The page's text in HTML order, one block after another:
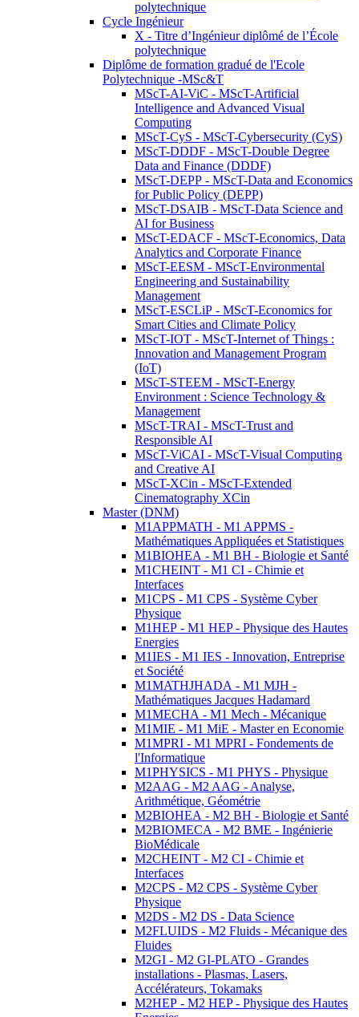
polytechnique
Cycle Ingénieur
X - Titre d’Ingénieur diplômé de l’École
polytechnique
Diplôme de formation gradué de l'Ecole
Polytechnique -MSc&T
MScT-AI-ViC - MScT-Artificial
Intelligence and Advanced Visual
Computing
MScT-CyS - MScT-Cybersecurity (CyS)
MScT-DDDF - MScT-Double Degree
Data and Finance (DDDF)
MScT-DEPP - MScT-Data and Economics
for Public Policy (DEPP)
MScT-DSAIB - MScT-Data Science and
AI for Business
MScT-EDACF - MScT-Economics, Data
Analytics and Corporate Finance
MScT-EESM - MScT-Environmental
Engineering and Sustainability
Management
MScT-ESCLiP - MScT-Economics for
Smart Cities and Climate Policy
MScT-IOT - MScT-Internet of Things :
Innovation and Management Program
(IoT)
MScT-STEEM - MScT-Energy
Environment : Science Technology &
Management
MScT-TRAI - MScT-Trust and
Responsible AI
MScT-ViCAI - MScT-Visual Computing
and Creative AI
MScT-XCin - MScT-Extended
Cinematography XCin
Master (DNM)
M1APPMATH - M1 APPMS -
Mathématiques Appliquées et Statistiques
M1BIOHEA - M1 BH - Biologie et Santé
M1CHEINT - M1 CI - Chimie et
Interfaces
M1CPS - M1 CPS - Système Cyber
Physique
M1HEP - M1 HEP - Physique des Hautes
Energies
M1IES - M1 IES - Innovation, Entreprise
et Société
M1MATHJHADA - M1 MJH -
Mathématiques Jacques Hadamard
M1MECHA - M1 Mech - Mécanique
M1MIE - M1 MiE - Master en Economie
M1MPRI - M1 MPRI - Fondements de
l'Informatique
M1PHYSICS - M1 PHYS - Physique
M2AAG - M2 AAG - Analyse,
Arithmétique, Géométrie
M2BIOHEA - M2 BH - Biologie et Santé
M2BIOMECA - M2 BME - Ingénierie
BioMédicale
M2CHEINT - M2 CI - Chimie et
Interfaces
M2CPS - M2 CPS - Système Cyber
Physique
M2DS - M2 DS - Data Science
M2FLUIDS - M2 Fluids - Mécanique des
Fluides
M2GI - M2 GI-PLATO - Grandes
installations - Plasmas, Lasers,
Accélérateurs, Tokamaks
M2HEP - M2 HEP - Physique des Hautes